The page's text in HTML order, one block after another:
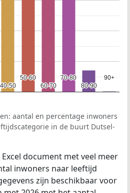
40-50
40-50
50-60
50-60
60-70
60-70
70-80
70-80
80-90
80-90
90+
90+
aantal en percentage inwoners
in de buurt Dutsel-
Excel document met veel meer
inwoners naar leeftijd
zijn beschikbaar voor